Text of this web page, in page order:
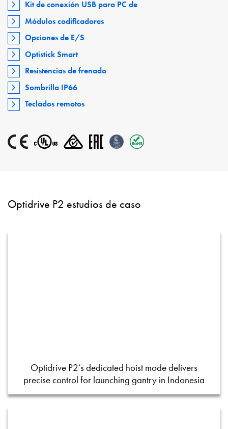
Kit de conexión USB para PC de
Módulos codificadores
Opciones de E/S
Optistick Smart
Resistencias de frenado
Sombrilla IP66
Teclados remotos
Optidrive P2 estudios de caso
Optidrive P2’s dedicated hoist mode delivers
precise control for launching gantry in Indonesia